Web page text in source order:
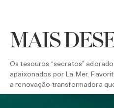
MAIS
Os tesouros “secretos”
apaixonados por La Mer.
a renovação transformadora